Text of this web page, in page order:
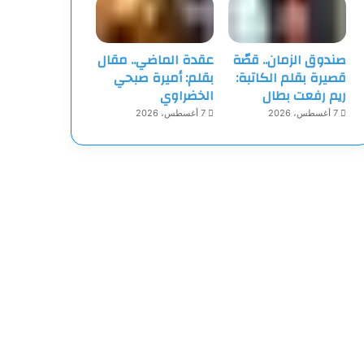
صندوق الزمان.. قصّة
قصيرة بقلم الكاتبة:
ريم رفعت بطال
7 أغسطس، 2026
عقدة الماضي.. مقال
بقلم: أميرة صبحي
الخضراوي
7 أغسطس، 2026